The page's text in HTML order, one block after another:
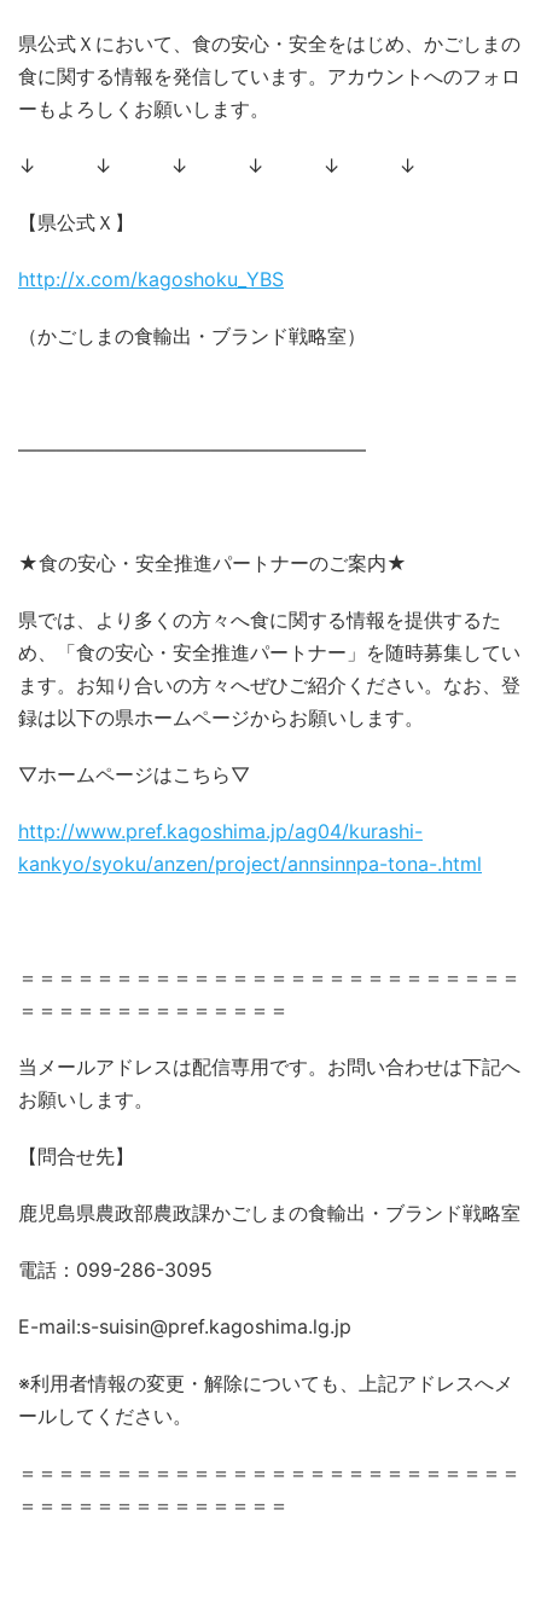
県公式Ｘにおいて、食の安心・安全をはじめ、かごしまの
食に関する情報を発信しています。アカウントへのフォロ
ーもよろしくお願いします。
↓ ↓ ↓ ↓ ↓ ↓
【県公式Ｘ】
http://x.com/kagoshoku_YBS
（かごしまの食輸出・ブランド戦略室）
――――――――――――――――――
★食の安心・安全推進パートナーのご案内★
県では、より多くの方々へ食に関する情報を提供するた
め、「食の安心・安全推進パートナー」を随時募集してい
ます。お知り合いの方々へぜひご紹介ください。なお、登
録は以下の県ホームページからお願いします。
▽ホームページはこちら▽
http://www.pref.kagoshima.jp/ag04/kurashi-
kankyo/syoku/anzen/project/annsinnpa-tona-.html
＝＝＝＝＝＝＝＝＝＝＝＝＝＝＝＝＝＝＝＝＝＝＝＝＝＝
＝＝＝＝＝＝＝＝＝＝＝＝＝＝
当メールアドレスは配信専用です。お問い合わせは下記へ
お願いします。
【問合せ先】
鹿児島県農政部農政課かごしまの食輸出・ブランド戦略室
電話：099-286-3095
E-mail:s-suisin@pref.kagoshima.lg.jp
※利用者情報の変更・解除についても、上記アドレスへメ
ールしてください。
＝＝＝＝＝＝＝＝＝＝＝＝＝＝＝＝＝＝＝＝＝＝＝＝＝＝
＝＝＝＝＝＝＝＝＝＝＝＝＝＝